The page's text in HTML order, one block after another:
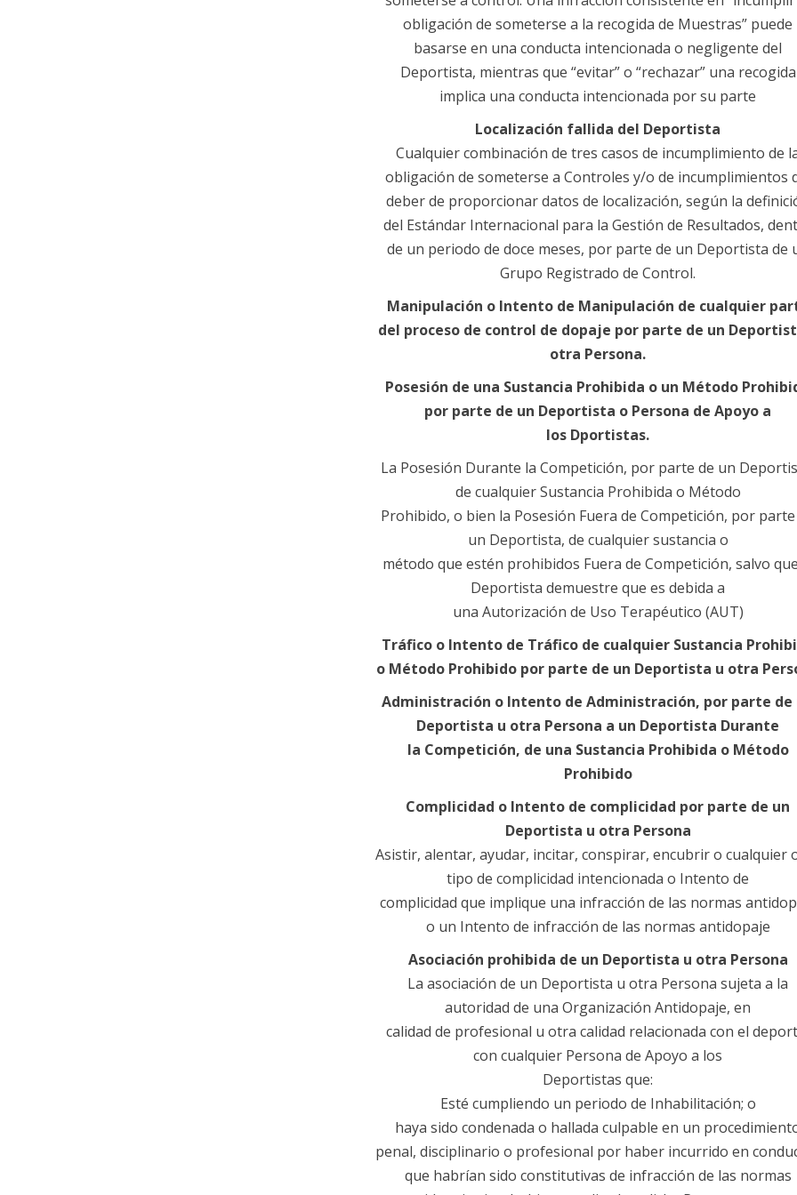
obligación de someterse a la recogida de Muestras” puede
basarse en una conducta intencionada o negligente del
Deportista, mientras que “evitar” o “rechazar” una recogida
implica una conducta intencionada por su parte
Localización fallida del Deportista
Cualquier combinación de tres casos de incumplimiento de
obligación de someterse a Controles y/o de incumplimientos
deber de proporcionar datos de localización, según la
del Estándar Internacional para la Gestión de Resultados,
de un periodo de doce meses, por parte de un Deportista de
Grupo Registrado de Control.
Manipulación o Intento de Manipulación de cualquier
del proceso de control de dopaje por parte de un
otra Persona.
Posesión de una Sustancia Prohibida o un Método
por parte de un Deportista o Persona de Apoyo a
los Dportistas.
La Posesión Durante la Competición, por parte de un
de cualquier Sustancia Prohibida o Método
Prohibido, o bien la Posesión Fuera de Competición, por parte
un Deportista, de cualquier sustancia o
método que estén prohibidos Fuera de Competición, salvo
Deportista demuestre que es debida a
una Autorización de Uso Terapéutico (AUT)
Tráfico o Intento de Tráfico de cualquier Sustancia
o Método Prohibido por parte de un Deportista u otra
Administración o Intento de Administración, por parte de
Deportista u otra Persona a un Deportista Durante
la Competición, de una Sustancia Prohibida o Método
Prohibido
Complicidad o Intento de complicidad por parte de un
Deportista u otra Persona
Asistir, alentar, ayudar, incitar, conspirar, encubrir o cualquier
tipo de complicidad intencionada o Intento de
complicidad que implique una infracción de las normas
o un Intento de infracción de las normas antidopaje
Asociación prohibida de un Deportista u otra Persona
La asociación de un Deportista u otra Persona sujeta a la
autoridad de una Organización Antidopaje, en
calidad de profesional u otra calidad relacionada con el
con cualquier Persona de Apoyo a los
Deportistas que:
Esté cumpliendo un periodo de Inhabilitación; o
haya sido condenada o hallada culpable en un
penal, disciplinario o profesional por haber incurrido en
que habrían sido constitutivas de infracción de las normas